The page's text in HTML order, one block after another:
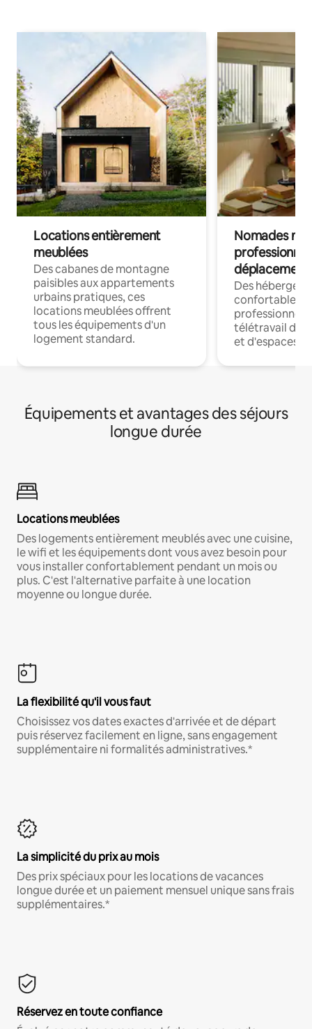
Locations entièrement
meublées
Des cabanes de montagne
paisibles aux appartements
urbains pratiques, ces
locations meublées offrent
tous les équipements d'un
logement standard.
Nomades
déplacement
Des
confortables
professionnels
télétravail
et d'espaces
Équipements et avantages des séjours
longue durée
Locations meublées
Des logements entièrement meublés avec une cuisine,
le wifi et les équipements dont vous avez besoin pour
vous installer confortablement pendant un mois ou
plus. C'est l'alternative parfaite à une location
moyenne ou longue durée.
La flexibilité qu'il vous faut
Choisissez vos dates exactes d'arrivée et de départ
puis réservez facilement en ligne, sans engagement
supplémentaire ni formalités administratives.*
La simplicité du prix au mois
Des prix spéciaux pour les locations de vacances
longue durée et un paiement mensuel unique sans frais
supplémentaires.*
Réservez en toute confiance